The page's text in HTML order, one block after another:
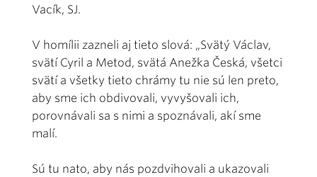
Vacík, SJ.
V homílii zazneli aj tieto slová: „Svätý Václav,
svätí Cyril a Metod, svätá Anežka Česká, všetci
svätí a všetky tieto chrámy tu nie sú len preto,
aby sme ich obdivovali, vyvyšovali ich,
porovnávali sa s nimi a spoznávali, akí sme
malí.
Sú tu nato, aby nás pozdvihovali a ukazovali